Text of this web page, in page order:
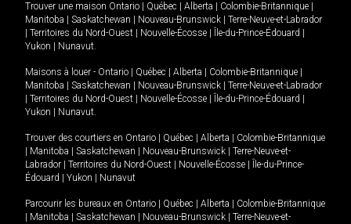
Trouver une maison Ontario Québec Alberta Colombie-Britannique
Manitoba
Saskatchewan Nouveau-Brunswick
Terre-Neuve-et-Labrador
Territoires du Nord-Ouest Nouvelle-Écosse Île-du-Prince-Édouard
Yukon
Nunavut.
Maisons à louer - Ontario Québec Alberta Colombie-Britannique
Manitoba
Saskatchewan Nouveau-Brunswick
Terre-Neuve-et-Labrador
Territoires du Nord-Ouest Nouvelle-Écosse Île-du-Prince-Édouard
Yukon
Nunavut.
Trouver des courtiers en Ontario Québec Alberta
Colombie-Britannique
Manitoba Saskatchewan Nouveau-Brunswick
Terre-Neuve-et-
Labrador
Territoires du Nord-Ouest Nouvelle-Écosse
Île-du-Prince-
Édouard
Yukon Nunavut
Parcourir les bureaux en Ontario Québec Alberta
Colombie-Britannique
Manitoba Saskatchewan Nouveau-Brunswick
Terre-Neuve-et-